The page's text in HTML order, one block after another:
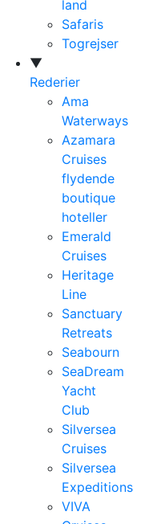
land
Safaris
Togrejser
▼
Rederier
Ama
Waterways
Azamara
Cruises
flydende
boutique
hoteller
Emerald
Cruises
Heritage
Line
Sanctuary
Retreats
Seabourn
SeaDream
Yacht
Club
Silversea
Cruises
Silversea
Expeditions
VIVA